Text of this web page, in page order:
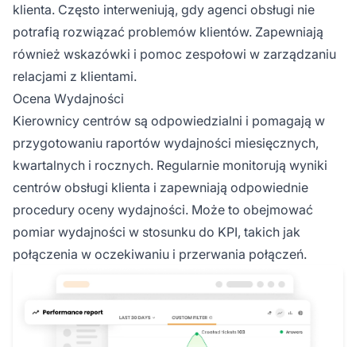
klienta. Często interweniują, gdy agenci obsługi nie
potrafią rozwiązać problemów klientów. Zapewniają
również wskazówki i pomoc zespołowi w zarządzaniu
relacjami z klientami.
Ocena Wydajności
Kierownicy centrów są odpowiedzialni i pomagają w
przygotowaniu raportów wydajności miesięcznych,
kwartalnych i rocznych. Regularnie monitorują wyniki
centrów obsługi klienta i zapewniają odpowiednie
procedury oceny wydajności. Może to obejmować
pomiar wydajności w stosunku do KPI, takich jak
połączenia w oczekiwaniu i przerwania połączeń.